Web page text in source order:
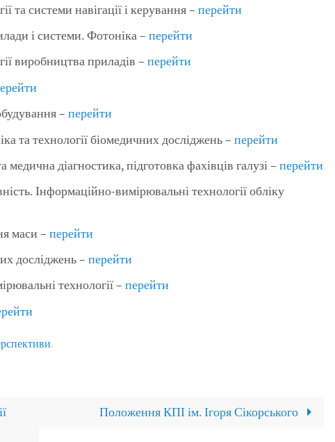
та системи навігації і керування – перейти
і системи. Фотоніка – перейти
виробництва приладів – перейти
– перейти
та технології біомедичних досліджень – перейти
діагностика, підготовка фахівців галузі – перейти
Інформаційно-вимірювальні технології обліку
маси – перейти
досліджень – перейти
технології – перейти
.
Положення КПІ ім. Ігоря Сікорського